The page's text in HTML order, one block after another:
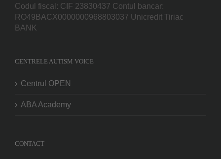
Codul fiscal: CIF 23830437 Contul bancar:
RO49BACX0000000968803037 Unicredit Tiriac
BANK
CENTRELE AUTISM VOICE
Centrul OPEN
ABA Academy
CONTACT